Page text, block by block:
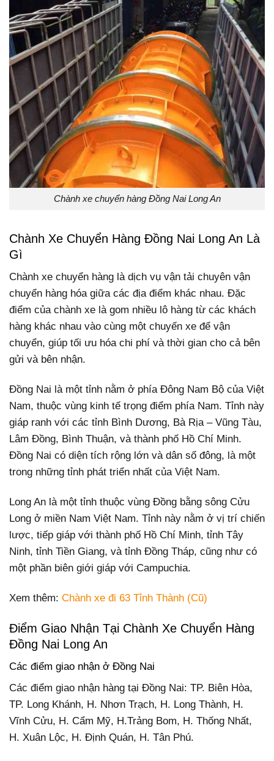
Chành xe chuyển hàng Đồng Nai Long An
Chành Xe Chuyển Hàng Đồng Nai Long An Là
Gì
Chành xe chuyển hàng là dịch vụ vận tải chuyên vận
chuyển hàng hóa giữa các địa điểm khác nhau. Đặc
điểm của chành xe là gom nhiều lô hàng từ các khách
hàng khác nhau vào cùng một chuyến xe để vận
chuyển, giúp tối ưu hóa chi phí và thời gian cho cả bên
gửi và bên nhận.
Đồng Nai là một tỉnh nằm ở phía Đông Nam Bộ của Việt
Nam, thuộc vùng kinh tế trọng điểm phía Nam. Tỉnh này
giáp ranh với các tỉnh Bình Dương, Bà Rịa – Vũng Tàu,
Lâm Đồng, Bình Thuận, và thành phố Hồ Chí Minh.
Đồng Nai có diện tích rộng lớn và dân số đông, là một
trong những tỉnh phát triển nhất của Việt Nam.
Long An là một tỉnh thuộc vùng Đồng bằng sông Cửu
Long ở miền Nam Việt Nam. Tỉnh này nằm ở vị trí chiến
lược, tiếp giáp với thành phố Hồ Chí Minh, tỉnh Tây
Ninh, tỉnh Tiền Giang, và tỉnh Đồng Tháp, cũng như có
một phần biên giới giáp với Campuchia.
Xem thêm: Chành xe đi 63 Tỉnh Thành (Cũ)
Điểm Giao Nhận Tại Chành Xe Chuyển Hàng
Đồng Nai Long An
Các điểm giao nhận ở Đồng Nai
Các điểm giao nhận hàng tại Đồng Nai: TP. Biên Hòa,
TP. Long Khánh, H. Nhơn Trạch, H. Long Thành, H.
Vĩnh Cửu, H. Cẩm Mỹ, H.Trảng Bom, H. Thống Nhất,
H. Xuân Lộc, H. Định Quán, H. Tân Phú.